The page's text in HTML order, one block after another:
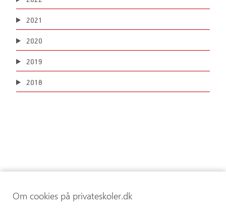
2021
2020
2019
2018
Om cookies på privateskoler.dk